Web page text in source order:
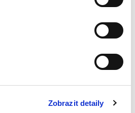
Zobrazit detaily
znění zákona o právu
prostředí podrobně